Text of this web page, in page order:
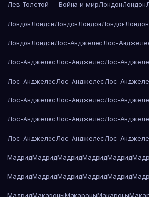
Лев Толстой — Война и мирЛондонЛондон
ЛондонЛондонЛондонЛондонЛондонЛондон
ЛондонЛондонЛос-АнджелесЛос-
Лос-АнджелесЛос-АнджелесЛос-
Лос-АнджелесЛос-АнджелесЛос-
Лос-АнджелесЛос-АнджелесЛос-
Лос-АнджелесЛос-АнджелесЛос-
Лос-АнджелесЛос-АнджелесЛос-
МадридМадридМадридМадридМадрид
МадридМадридМадридМадридМадрид
МадридМакароныМакароныМакароны